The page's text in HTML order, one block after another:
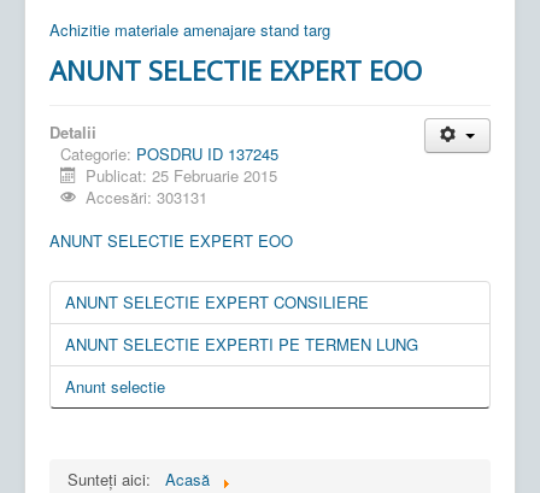
Achizitie materiale amenajare stand targ
ANUNT SELECTIE EXPERT EOO
Detalii
Categorie: POSDRU ID 137245
Publicat: 25 Februarie 2015
Accesări: 303131
ANUNT SELECTIE EXPERT EOO
ANUNT SELECTIE EXPERT CONSILIERE
ANUNT SELECTIE EXPERTI PE TERMEN LUNG
Anunt selectie
Sunteți aici:
Acasă